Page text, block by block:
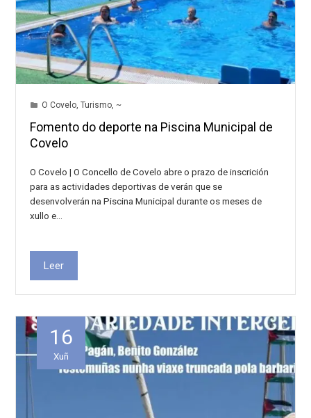
O Covelo,Turismo, ~
Fomento do deporte na Piscina Municipal de
Covelo
O Covelo | O Concello de Covelo abre o prazo de inscrición
para as actividades deportivas de verán que se
desenvolverán na Piscina Municipal durante os meses de
xullo e…
Leer
16
Xuñ